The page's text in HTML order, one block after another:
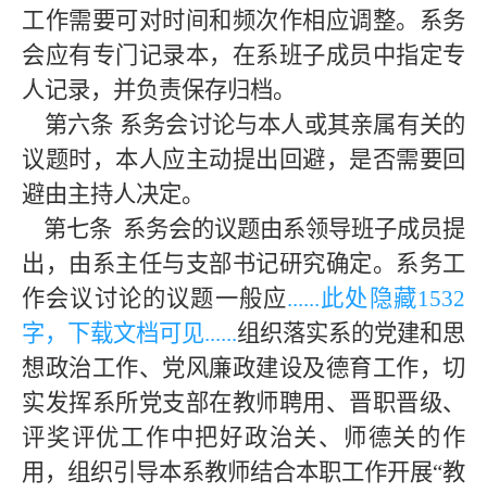
工作需要可对时间和频次作相应调整。系务
会应有专门记录本，在系班子成员中指定专
人记录，并负责保存归档。
第六条 系务会讨论与本人或其亲属有关的
议题时，本人应主动提出回避，是否需要回
避由主持人决定。
第七条 系务会的议题由系领导班子成员提
出，由系主任与支部书记研究确定。系务工
作会议讨论的议题一般应......此处隐藏1532
字，下载文档可见......组织落实系的党建和思
想政治工作、党风廉政建设及德育工作，切
实发挥系所党支部在教师聘用、晋职晋级、
评奖评优工作中把好政治关、师德关的作
用，组织引导本系教师结合本职工作开展“教